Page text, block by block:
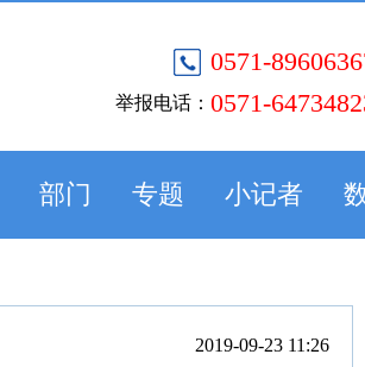
0571-
举报电话： 0571-
部门 专题 小记者
2019-09-23 11:26